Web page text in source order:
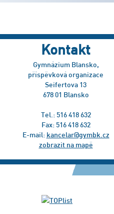
Kontakt
Gymnázium Blansko,
příspěvková organizace
Seifertova 13
678 01 Blansko
Tel.: 516 418 632
Fax: 516 418 632
E-mail: kancelar@gymbk.cz
zobrazit na mapě